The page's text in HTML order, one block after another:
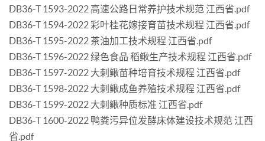
DB36-T 1593-2022 高速公路日常养护技术规范 江西省.pdf
DB36-T 1594-2022 彩叶桂花嫁接育苗技术规程 江西省.pdf
DB36-T 1595-2022 茶油加工技术规程 江西省.pdf
DB36-T 1596-2022 绿色食品 稻鳅生产技术规程 江西省.pdf
DB36-T 1597-2022 大刺鳅苗种培育技术规程 江西省.pdf
DB36-T 1598-2022 大刺鳅成鱼养殖技术规程 江西省.pdf
DB36-T 1599-2022 大刺鳅种质标准 江西省.pdf
DB36-T 1600-2022 鸭粪污异位发酵床体建设技术规范 江西
省.pdf